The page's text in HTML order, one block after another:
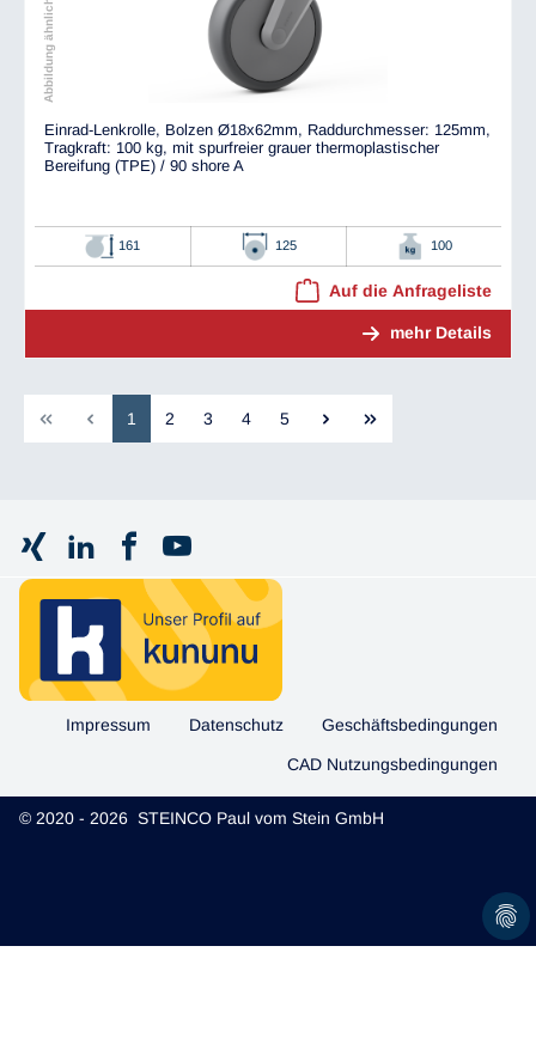
Einrad-Lenkrolle, Bolzen Ø18x62mm, Raddurchmesser: 125mm,
Tragkraft: 100 kg, mit spurfreier grauer thermoplastischer
Bereifung (TPE) / 90 shore A
161 125 100
Auf die Anfrageliste
mehr Details
1 2 3 4 5
Impressum Datenschutz Geschäftsbedingungen
CAD Nutzungsbedingungen
© 2020 - 2026 STEINCO Paul vom Stein GmbH